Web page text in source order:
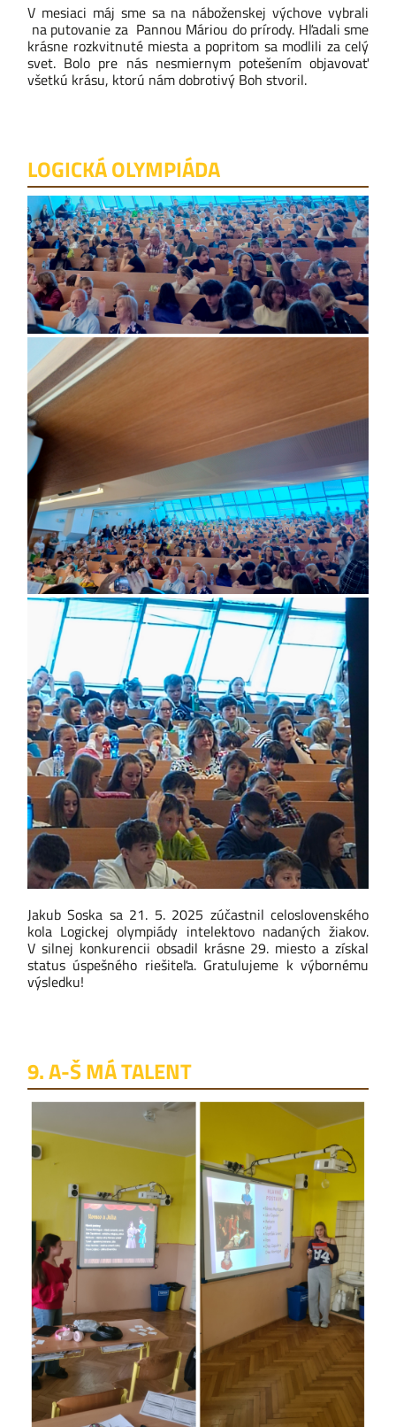
V mesiaci máj sme sa na náboženskej výchove vybrali
na putovanie za Pannou Máriou do prírody. Hľadali sme
krásne rozkvitnuté miesta a popritom sa modlili za celý
svet. Bolo pre nás nesmiernym potešením objavovať
všetkú krásu, ktorú nám dobrotivý Boh stvoril.
LOGICKÁ OLYMPIÁDA
Jakub Soska sa 21. 5. 2025 zúčastnil celoslovenského
kola Logickej olympiády intelektovo nadaných žiakov.
V silnej konkurencii obsadil krásne 29. miesto a získal
status úspešného riešiteľa. Gratulujeme k výbornému
výsledku!
9. A-Š MÁ TALENT